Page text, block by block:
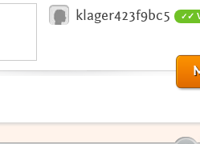
klager423f9bc5 ✓